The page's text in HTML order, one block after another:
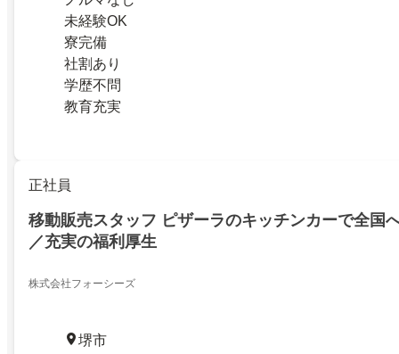
未経験OK
寮完備
社割あり
学歴不問
教育充実
正社員
移動販売スタッフ ピザーラのキッチンカーで全国
／充実の福利厚生
株式会社フォーシーズ
堺市